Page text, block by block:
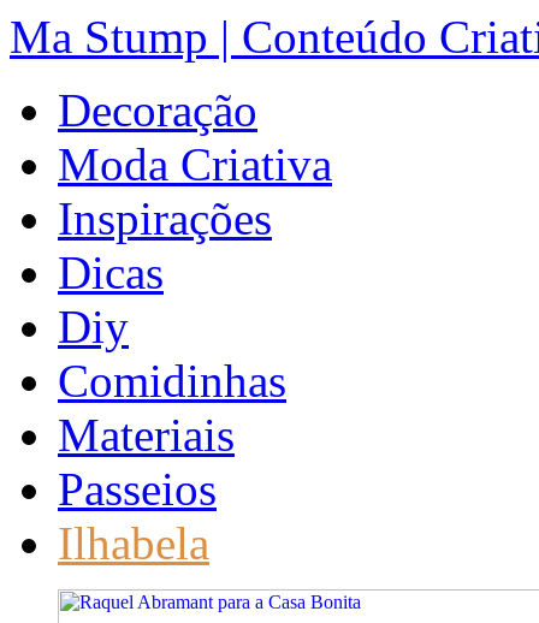
Ma Stump | Conteúdo
Decoração
Moda Criativa
Inspirações
Dicas
Diy
Comidinhas
Materiais
Passeios
Ilhabela